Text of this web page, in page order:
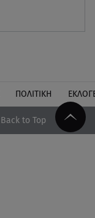
ΠΟΛΙΤΙΚΗ
Back to Top